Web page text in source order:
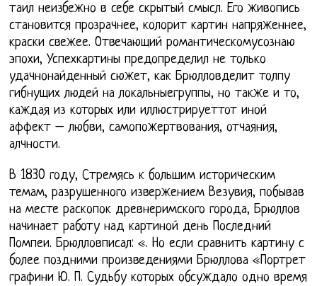
таил неизбежно в себе скрытый смысл. Его живопись
становится прозрачнее, колорит картин напряженнее,
краски свежее. Отвечающий романтическомусознаю
эпохи, Успехкартины предопределил не только
удачнонайденный сюжет, как Брюлловделит толпу
гибнущих людей на локальныегруппы, но также и то,
каждая из которых или иллюстрируеттот иной
аффект – любви, самопожертвования, отчаяния,
алчности.
В 1830 году, Стремясь к большим историческим
темам, разрушенного извержением Везувия, побывав
на месте раскопок древнеримского города, Брюллов
начинает работу над картиной день Последний
Помпеи. Брюлловписал: «. Но если сравнить картину с
более поздними произведениями Брюллова «Портрет
графини Ю. П. Судьбу которых обсуждало одно время